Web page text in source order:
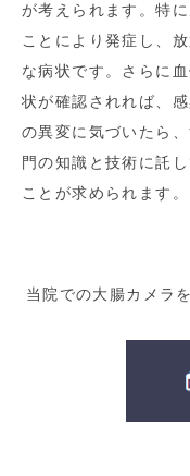
が考えられます。特
ことにより発症し、
な病状です。さらに
状が確認されれば、
の異変に気づいたら
門の知識と技術に託
ことが求められます。
当院での大腸カメラ